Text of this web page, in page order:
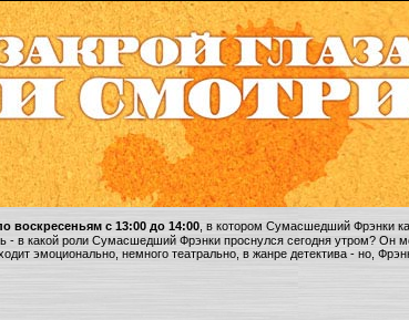
воскресеньям с 13:00 до 14:00 , в котором Сумасшедший Фрэнки
- в какой роли Сумасшедший Фрэнки проснулся сегодня утром? Он
эмоционально, немного театрально, в жанре детектива - но,